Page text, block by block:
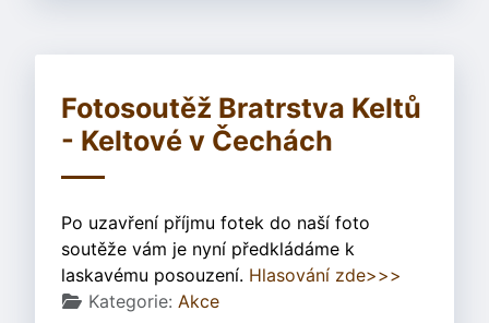
Fotosoutěž Bratrstva Keltů
- Keltové v Čechách
Po uzavření příjmu fotek do naší foto
soutěže vám je nyní předkládáme k
laskavému posouzení. Hlasování zde>>>
Základní údaje
Kategorie: Akce